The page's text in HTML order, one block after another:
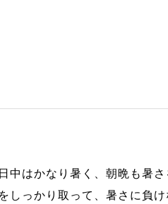
中はかなり暑く、朝晩も暑
しっかり取って、暑さに負